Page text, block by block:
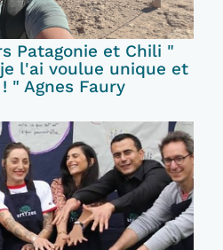
Patagonie et Chili "
l'ai voulue unique et
" Agnes Faury